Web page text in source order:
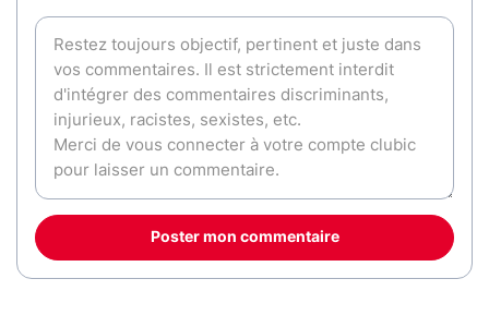
Poster mon commentaire